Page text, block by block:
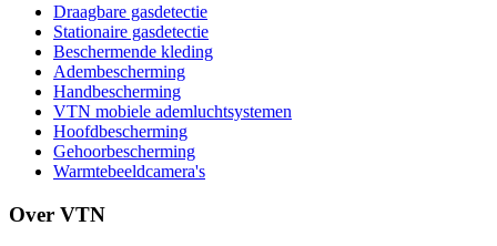
Draagbare gasdetectie
Stationaire gasdetectie
Beschermende kleding
Adembescherming
Handbescherming
VTN mobiele ademluchtsystemen
Hoofdbescherming
Gehoorbescherming
Warmtebeeldcamera's
Over VTN